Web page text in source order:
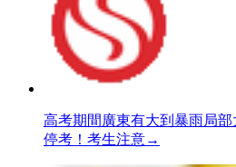
高考期間廣東有大到暴雨局
停考！考生注意→